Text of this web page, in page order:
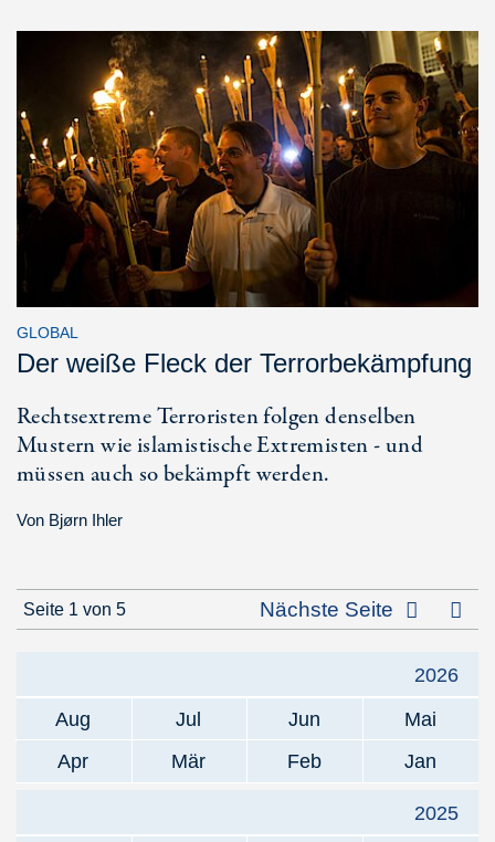
GLOBAL
Der weiße Fleck der Terrorbekämpfung
Rechtsextreme Terroristen folgen denselben
Mustern wie islamistische Extremisten - und
müssen auch so bekämpft werden.
Von Bjørn Ihler
Seite 1 von 5 Nächste Seite
2026
Aug
Jul Jun
Mai
Apr
Mär Feb Jan
2025